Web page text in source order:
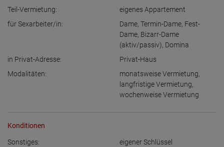
Teil-Vermietung:
eigenes Appartement
für Sexarbeiter/in:
Dame, Termin-Dame, Fest-
Dame, Bizarr-Dame
(aktiv/passiv), Domina
in Privat-Adresse:
Privat-Haus
Modalitäten:
monatsweise Vermietung,
langfristige Vermietung,
wochenweise Vermietung
Konditionen
Sonstiges: eigener Schlüssel